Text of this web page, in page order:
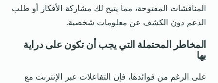
المناقشات المفتوحة، مما يتيح لك مشاركة الأفكار أو طلب
الدعم دون الكشف عن معلومات شخصية.
المخاطر المحتملة التي يجب أن تكون على دراية
بها
على الرغم من فوائدها، فإن التفاعلات عبر الإنترنت مع